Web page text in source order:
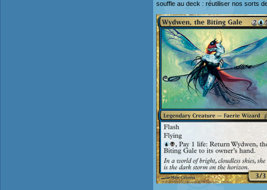
souffle au deck : réutiliser nos sorts